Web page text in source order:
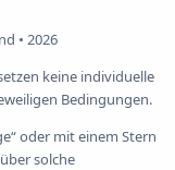
• 2026
keine individuelle
Bedingungen.
oder mit einem Stern
solche